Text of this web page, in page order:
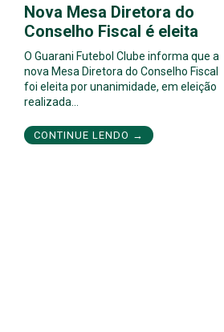
Nova Mesa Diretora do
Conselho Fiscal é eleita
O Guarani Futebol Clube informa que a
nova Mesa Diretora do Conselho Fiscal
foi eleita por unanimidade, em eleição
realizada…
CONTINUE LENDO →